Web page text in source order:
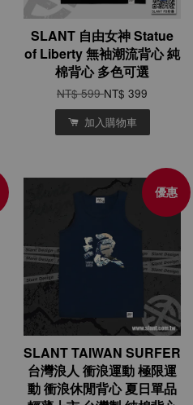
SLANT 自由女神 Statue
of Liberty 無袖潮流背心 純
棉背心 多色可選
NT$ 599NT$ 399
加入購物車
優惠
SLANT TAIWAN SURFER
台灣浪人 衝浪運動 極限運
動 衝浪休閒背心 夏日單品